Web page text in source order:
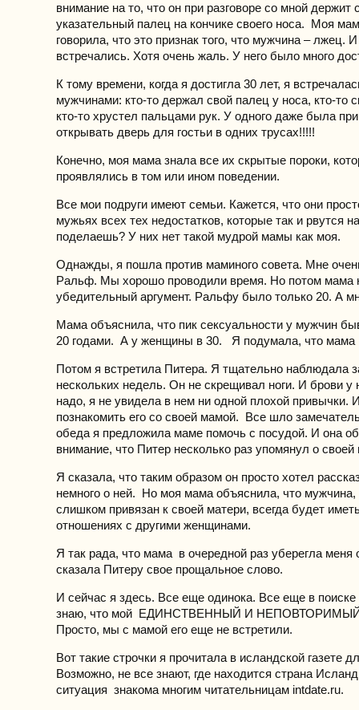
внимание на то, что он при разговоре со мной держит
указательный палец на кончике своего носа. Моя
говорила, что это признак того, что мужчина – лжец.
встречались. Хотя очень жаль. У него было много
К тому времени, когда я достигла 30 лет, я
мужчинами: кто-то держал свой палец у носа, кто-то
кто-то хрустел пальцами рук. У одного даже была
открывать дверь для гостьи в одних трусах!!!!!
Конечно, моя мама знала все их скрытые пороки,
проявлялись в том или ином поведении.
Все мои подруги имеют семьи. Кажется, что они
мужьях всех тех недостатков, которые так и рвутся
поделаешь? У них нет такой мудрой мамы как моя.
Однажды, я пошла против маминого совета. Мне
Ральф. Мы хорошо проводили время. Но потом мама
убедительный аргумент. Ральфу было только 20. А
Мама объяснила, что пик сексуальности у мужчин
20 годами. А у женщины в 30. Я подумала, что
Потом я встретила Питера. Я тщательно наблюдала
нескольких недель. Он не скрещивал ноги. И брови у
надо, я не увидела в нем ни одной плохой привычки.
познакомить его со своей мамой. Все шло
обеда я предложила маме помочь с посудой. И она
внимание, что Питер несколько раз упомянул о
Я сказала, что таким образом он просто хотел
немного о ней. Но моя мама объяснила, что
слишком привязан к своей матери, всегда будет
отношениях с другими женщинами.
Я так рада, что мама в очередной раз уберегла меня
сказала Питеру свое прощальное слово.
И сейчас я здесь. Все еще одинока. Все еще в
знаю, что мой ЕДИНСТВЕННЫЙ И НЕПОВТОРИМЫЙ
Просто, мы с мамой его еще не встретили.
Вот такие строчки я прочитала в исландской газете
Возможно, не все знают, где находится страна
ситуация знакома многим читательницам intdate.ru.